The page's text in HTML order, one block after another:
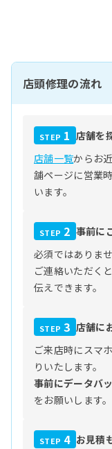
店頭修理の流れ
STEP 1 店舗を
店舗一覧からお
舗ページに営業
います。
STEP 2 事前に
必須ではありま
ご連絡いただく
伝えできます。
STEP 3 店舗に
ご来店時にスマ
りいたします。
事前にデータバ
をお願いします。
STEP 4 お見積